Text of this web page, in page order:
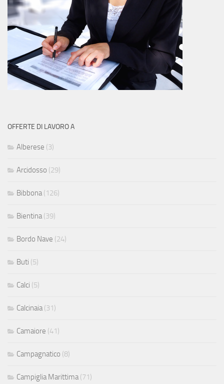
OFFERTE DI LAVORO A
Alberese (3)
Arcidosso (29)
Bibbona (126)
Bientina (39)
Bordo Nave (24)
Buti (5)
Calci (5)
Calcinaia (31)
Camaiore (41)
Campagnatico (8)
Campiglia Marittima (71)